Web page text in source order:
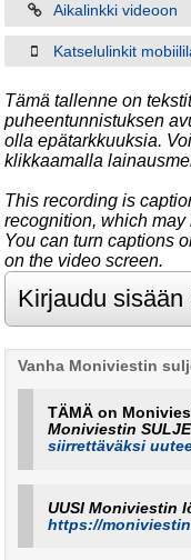
Aikalinkki videoon
Katselulinkit
Tämä tallenne on
puheentunnistuksen
olla epätarkkuuksia.
klikkaamalla
This recording is
recognition, which
You can turn captions
on the video screen.
Vanha Moniviestin
TÄMÄ on
Moniviestin
siirrettäväksi
UUSI Moniviestin
https://